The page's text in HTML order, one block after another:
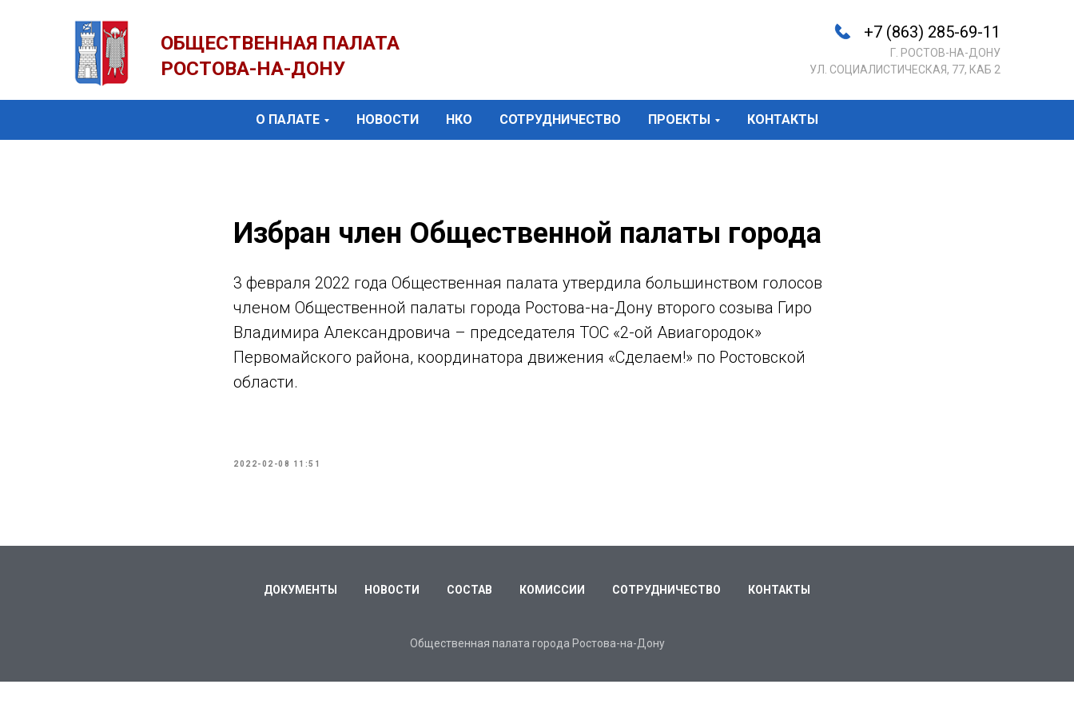
ОБЩЕСТВЕННАЯ ПАЛАТА
РОСТОВА-НА-ДОНУ
+7 (863) 285-69-11
Г. РОСТОВ-НА-ДОНУ
УЛ. СОЦИАЛИСТИЧЕСКАЯ, 77, КАБ 2
О ПАЛАТЕ НОВОСТИ НКО СОТРУДНИЧЕСТВО ПРОЕКТЫ КОНТАКТЫ
Избран член Общественной палаты города
3 февраля 2022 года Общественная палата утвердила большинством голосов
членом Общественной палаты города Ростова-на-Дону второго созыва Гиро
Владимира Александровича – председателя ТОС «2-ой Авиагородок»
Первомайского района, координатора движения «Сделаем!» по Ростовской
области.
2022-02-08 11:51
ДОКУМЕНТЫ НОВОСТИ СОСТАВ КОМИССИИ СОТРУДНИЧЕСТВО КОНТАКТЫ
Общественная палата города Ростова-на-Дону